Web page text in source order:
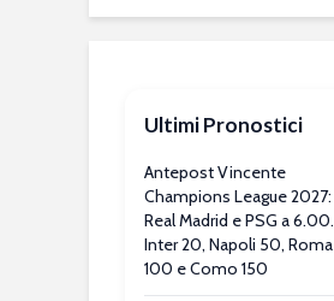
Ultimi Pronostici
Antepost Vincente
Champions League 2027:
Real Madrid e PSG a 6.00.
Inter 20, Napoli 50, Roma
100 e Como 150